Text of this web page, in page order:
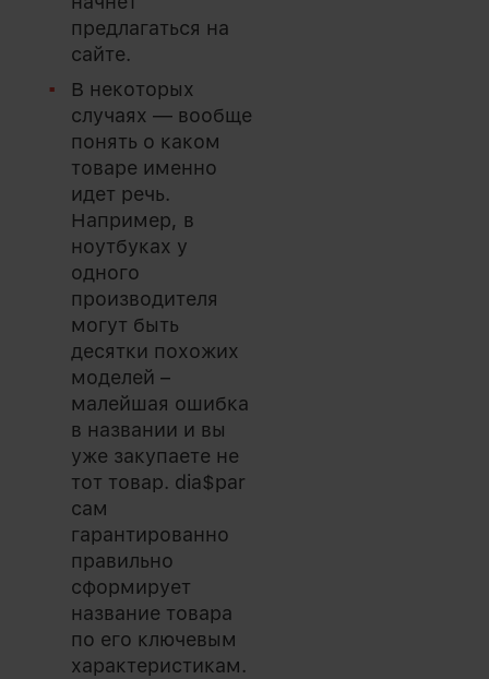
предлагаться на
сайте.
В некоторых
случаях — вообще
понять о каком
товаре именно
идет речь.
Например, в
ноутбуках у
одного
производителя
могут быть
десятки похожих
моделей –
малейшая ошибка
в названии и вы
уже закупаете не
тот товар. dia$par
сам
гарантированно
правильно
сформирует
название товара
по его ключевым
характеристикам.